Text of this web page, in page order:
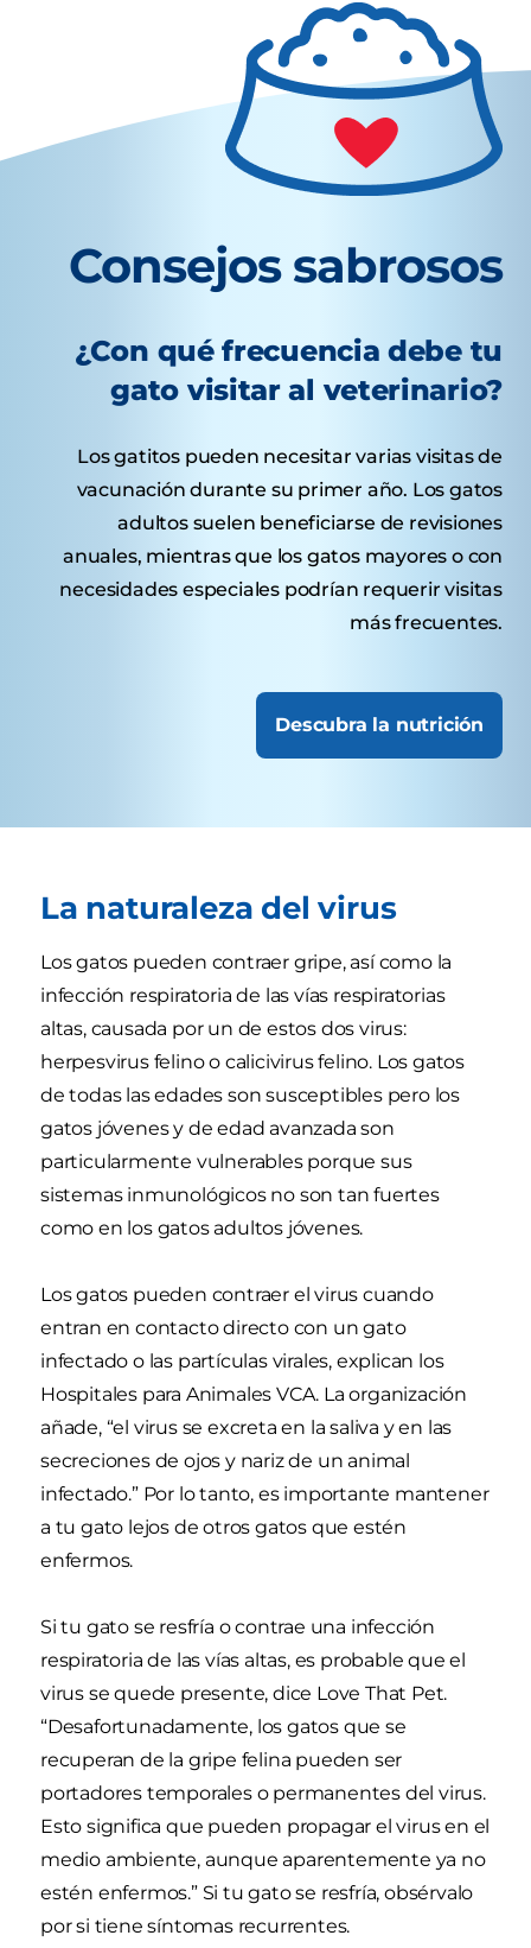
Consejos sabrosos
¿Con qué frecuencia debe tu
gato visitar al veterinario?
Los gatitos pueden necesitar varias visitas de
vacunación durante su primer año. Los gatos
adultos suelen beneficiarse de revisiones
anuales, mientras que los gatos mayores o con
necesidades especiales podrían requerir visitas
más frecuentes.
Descubra la nutrición
La naturaleza del virus
Los gatos pueden contraer gripe, así como la
infección respiratoria de las vías respiratorias
altas, causada por un de estos dos virus:
herpesvirus felino o calicivirus felino. Los gatos
de todas las edades son susceptibles pero los
gatos jóvenes y de edad avanzada son
particularmente vulnerables porque sus
sistemas inmunológicos no son tan fuertes
como en los gatos adultos jóvenes.
Los gatos pueden contraer el virus cuando
entran en contacto directo con un gato
infectado o las partículas virales, explican los
Hospitales para Animales VCA. La organización
añade, “el virus se excreta en la saliva y en las
secreciones de ojos y nariz de un animal
infectado.” Por lo tanto, es importante mantener
a tu gato lejos de otros gatos que estén
enfermos.
Si tu gato se resfría o contrae una infección
respiratoria de las vías altas, es probable que el
virus se quede presente, dice Love That Pet.
“Desafortunadamente, los gatos que se
recuperan de la gripe felina pueden ser
portadores temporales o permanentes del virus.
Esto significa que pueden propagar el virus en el
medio ambiente, aunque aparentemente ya no
estén enfermos.” Si tu gato se resfría, obsérvalo
por si tiene síntomas recurrentes.